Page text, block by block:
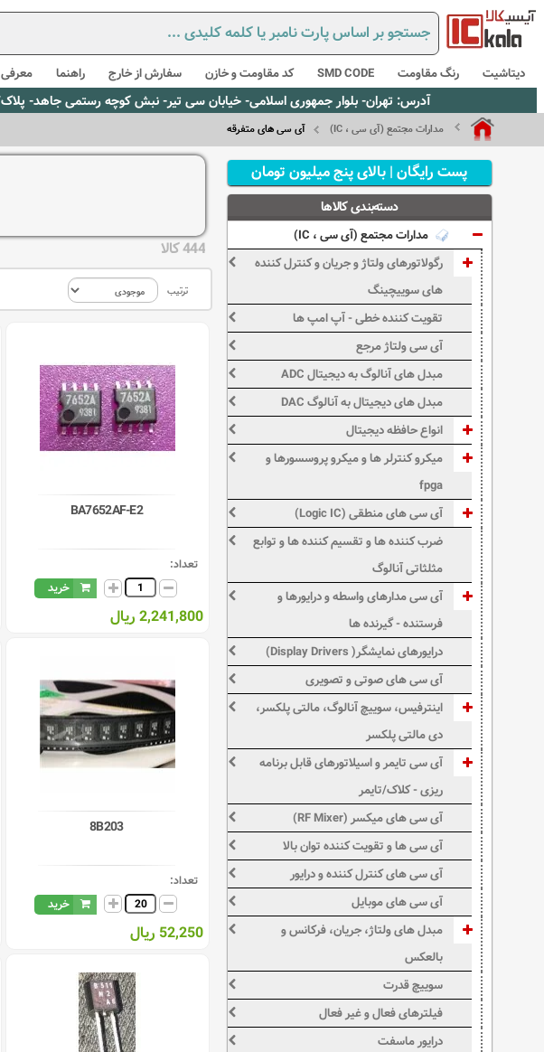
دیتاشیت رنگ مقاومت SMD CODE کد مقاومت و خازن سفارش از خارج راهنما معرفی
آدرس: تهران- بلوار جمهوری اسلامی- خیابان سی تیر- نبش کوچه رستمی جاهد- پلاک67- واحد2 - تلفن:02165021256 و 02165021235، پیام رسان بله: 09309563731 ساعت کاری 9 لغایت 16
مدارات مجتمع (آی سی ، IC) آی سی های متفرقه
444 کالا
ترتیب
BA7652AF-E2
تعداد:
خرید
2,241,800 ریال
8B203
تعداد:
خرید
52,250 ریال
پست رایگان | بالای پنج میلیون تومان
دسته‌بندی کالاها
مدارات مجتمع (آی سی ، IC)
رگولاتورهای ولتاژ و جریان و کنترل کننده
های سوییچینگ
تقویت کننده خطی - آپ امپ ها
آی سی ولتاژ مرجع
مبدل های آنالوگ به دیجیتال ADC
مبدل های دیجیتال به آنالوگ DAC
انواع حافظه دیجیتال
میکرو کنترلر ها و میکرو پروسسورها و
fpga
آی سی های منطقی (Logic IC)
ضرب کننده ها و تقسیم کننده ها و توابع
مثلثاتی آنالوگ
آی سی مدارهای واسطه و درایورها و
فرستنده - گیرنده ها
درایورهای نمایشگر( Display Drivers)
آی سی های صوتی و تصویری
اینترفیس، سوییچ آنالوگ، مالتی پلکسر،
دی مالتی پلکسر
آی سی تایمر و اسیلاتورهای قابل برنامه
ریزی - کلاک/تایمر
آی سی های میکسر (RF Mixer)
آی سی ها و تقویت کننده توان بالا
آی سی های کنترل کننده و درایور
آی سی های موبایل
مبدل های ولتاژ، جریان، فرکانس و
بالعکس
سوییچ قدرت
فیلترهای فعال و غیر فعال
درایور ماسفت